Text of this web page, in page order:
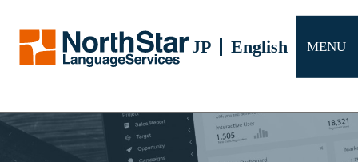
JP English MENU
サービス
会社概要
お問い合わせ